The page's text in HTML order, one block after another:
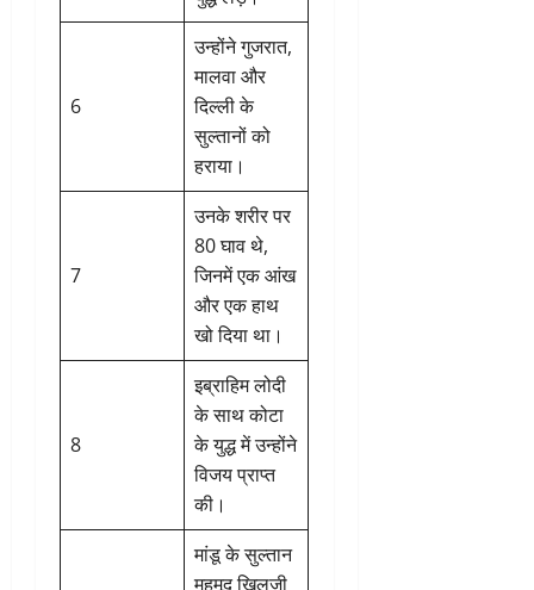
6
उन्होंने गुजरात,
मालवा और
दिल्ली के
सुल्तानों को
हराया।
7
उनके शरीर पर
80 घाव थे,
जिनमें एक आंख
और एक हाथ
खो दिया था।
8
इब्राहिम लोदी
के साथ कोटा
के युद्ध में उन्होंने
विजय प्राप्त
की।
मांडू के सुल्तान
महमूद खिलजी